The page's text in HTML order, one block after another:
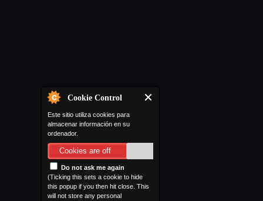
Cookie Control
Este sitio utiliza cookies para
almacenar información en su
ordenador.
Cookies are off
Do not ask me again
(Ticking this sets a cookie to hide
this popup if you then hit close. This
will not store any personal